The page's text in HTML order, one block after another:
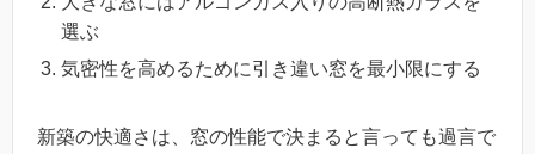
選ぶ
気密性を高めるために引き違い窓を最小限にする
新築の快適さは、窓の性能で決まると言っても過言で